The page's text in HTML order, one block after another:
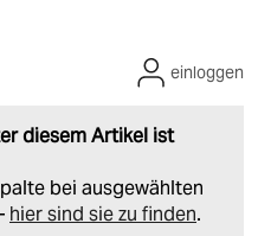
diesem Artikel ist
bei ausgewählten
hier sind sie zu finden.
einloggen